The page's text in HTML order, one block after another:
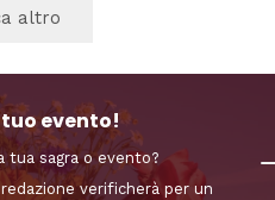
altro
evento!
tua sagra o evento?
verificherà per un